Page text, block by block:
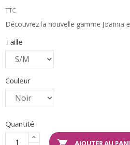
TTC
Découvrez la nouvelle gamme Joanna
Taille
Couleur
Quantité
AJOUTER AU